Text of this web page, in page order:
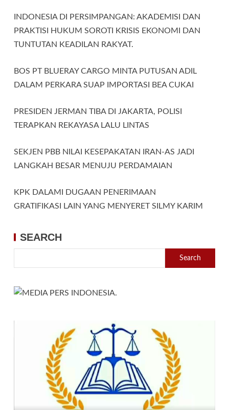
INDONESIA DI PERSIMPANGAN: AKADEMISI DAN
PRAKTISI HUKUM SOROTI KRISIS EKONOMI DAN
TUNTUTAN KEADILAN RAKYAT.
BOS PT BLUERAY CARGO MINTA PUTUSAN ADIL
DALAM PERKARA SUAP IMPORTASI BEA CUKAI
PRESIDEN JERMAN TIBA DI JAKARTA, POLISI
TERAPKAN REKAYASA LALU LINTAS
SEKJEN PBB NILAI KESEPAKATAN IRAN-AS JADI
LANGKAH BESAR MENUJU PERDAMAIAN
KPK DALAMI DUGAAN PENERIMAAN
GRATIFIKASI LAIN YANG MENYERET SILMY KARIM
SEARCH
Search